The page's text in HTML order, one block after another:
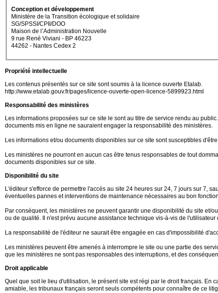
Conception et développement
Ministère de la Transition écologique et solidaire
SG/SPSSI/CPII/DOO
Maison de l’Administration Nouvelle
9 rue René Viviani - BP 46223
44262 - Nantes Cedex 2
Propriété intellectuelle
Les contenus présentés sur ce site sont soumis à la licence ouverte Etalab.
http://www.etalab.gouv.fr/pages/licence-ouverte-open-licence-5899923.html
Responsabilité des ministères
Les informations proposées sur ce site le sont au titre de service rendu au
documents mis en ligne ne sauraient engager la responsabilité des ministères.
Les informations et/ou documents disponibles sur ce site sont susceptibles
Les ministères ne pourront en aucun cas être tenus responsables de tout
documents disponibles sur ce site.
Disponibilité du site
L'éditeur s'efforce de permettre l'accès au site 24 heures sur 24, 7 jours sur 7,
éventuelles pannes et interventions de maintenance nécessaires au bon
Par conséquent, les ministères ne peuvent garantir une disponibilité du site et/
ou de qualité. Il n'est prévu aucune assistance technique vis-à-vis de
La responsabilité de l'éditeur ne saurait être engagée en cas d'impossibilité
Les ministères peuvent être amenés à interrompre le site ou une partie des
que les ministères ne sont pas responsables des interruptions, et des
Droit applicable
Quel que soit le lieu d'utilisation, le présent site est régi par le droit français. En
amiable, les tribunaux français seront seuls compétents pour connaître de ce